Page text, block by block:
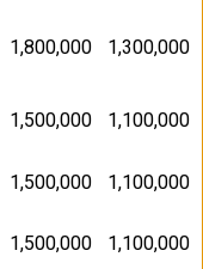
1,800,000 1,300,000
1,500,000
1,100,000
1,500,000 1,100,000
1,500,000
1,100,000